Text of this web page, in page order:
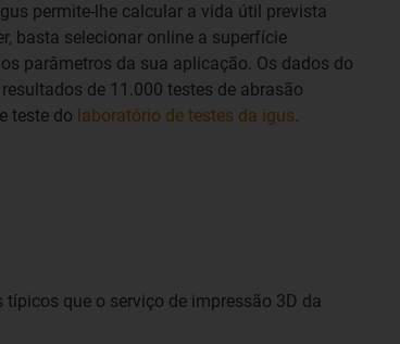
permite-lhe calcular a vida útil prevista
basta selecionar online a superfície
parâmetros da sua aplicação. Os dados do
de 11.000 testes de abrasão
teste do laboratório de testes da igus.
que o serviço de impressão 3D da